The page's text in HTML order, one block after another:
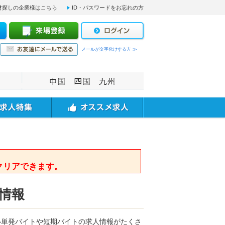
探しの企業様はこちら ID・パスワードをお忘れの方
メールが文字化けする方 ≫
アできます。
報
発バイトや短期バイトの求人情報がたくさ